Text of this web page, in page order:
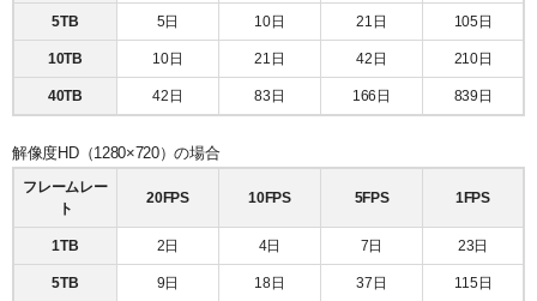
5TB 5日 10日 21日 105日
10TB 10日 21日 42日 210日
40TB 42日 83日 166日 839日
解像度HD（1280×720）の場合
フレームレー
ト
20FPS 10FPS 5FPS 1FPS
1TB 2日 4日 7日 23日
5TB 9日 18日 37日 115日